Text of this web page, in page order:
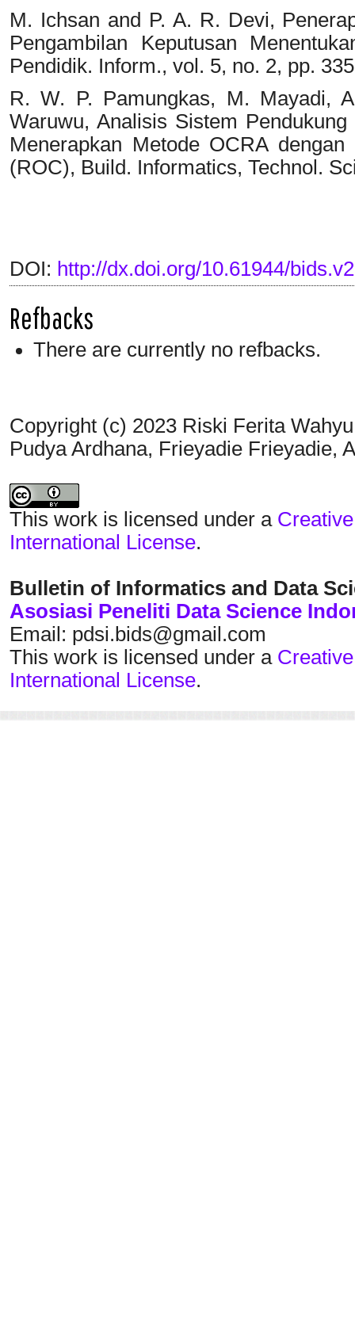
M. Ichsan and P. A. R. Devi,
Pengambilan Keputusan
Pendidik. Inform., vol. 5, no. 2, pp.
R. W. P. Pamungkas, M. Mayadi,
Waruwu, Analisis Sistem
Menerapkan Metode OCRA
(ROC), Build. Informatics, Technol.
DOI: http://dx.doi.org/10.61944/
Refbacks
There are currently no refbacks.
Copyright (c) 2023 Riski Ferita
Pudya Ardhana, Frieyadie Frieyadie,
This work is licensed under a
International License.
Bulletin of Informatics and Data
Asosiasi Peneliti Data Science
Email: pdsi.bids@gmail.com
This work is licensed under a
International License.